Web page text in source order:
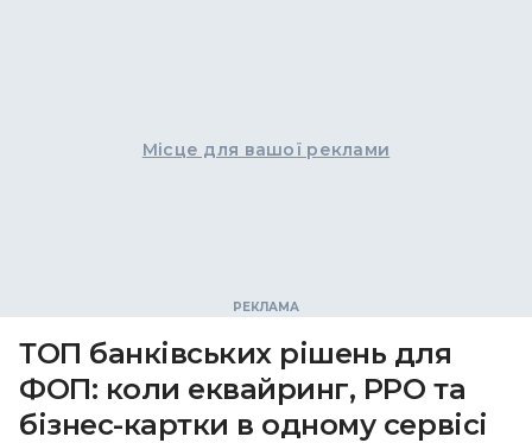
Місце для вашої реклами
ТОП банківських рішень для
ФОП: коли еквайринг, РРО та
бізнес-картки в одному сервісі